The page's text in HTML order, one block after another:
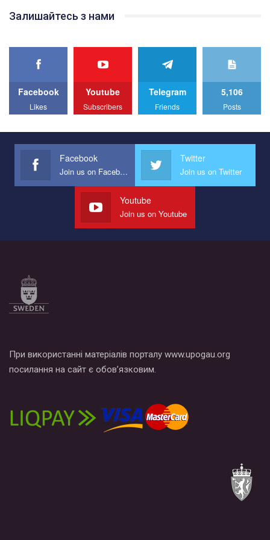
best video, representing programme for the development of
We appeal to your support and ask to help us implement our plan
All you have to do is to press "Like" below the video.
Эмоционально сильный ролик от команды "Гей-альянс
представляющий программу развития организации.
Мы просим вас поддержать нас и помочь нам реализовать
наш план по борьбе с насилием и дискриминацией на почве
СОГИ в Украине.
Все, что вам нужно сделать - это зайти на наш канал YouTube
Залишайтесь з нами
Facebook
Likes
Youtube
Subscribers
Telegram
Friends
5,106
Posts
Facebook
Join us on Facebook
Twitter
Join us on Twitter
Youtube
Join us on Youtube
При використанні матеріалів порталу www.upogau.org
посилання на сайт є обов’язковим.